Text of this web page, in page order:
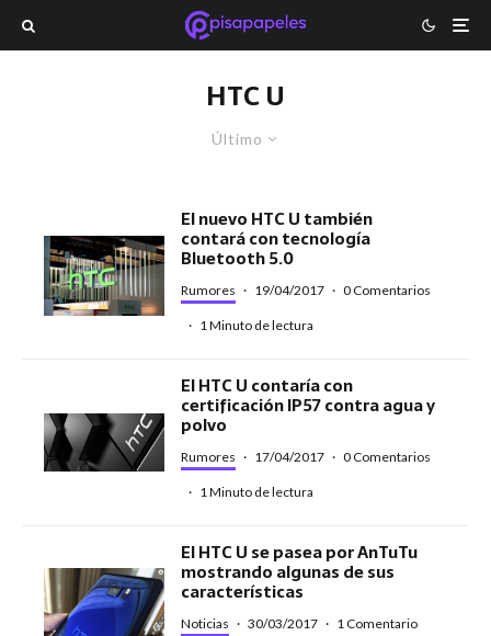
HTC U
Último
El nuevo HTC U también
contará con tecnología
Bluetooth 5.0
Rumores · 19/04/2017 · 0 Comentarios
· 1 Minuto de lectura
El HTC U contaría con
certificación IP57 contra agua y
polvo
Rumores · 17/04/2017 · 0 Comentarios
· 1 Minuto de lectura
El HTC U se pasea por AnTuTu
mostrando algunas de sus
características
Noticias · 30/03/2017 · 1 Comentario